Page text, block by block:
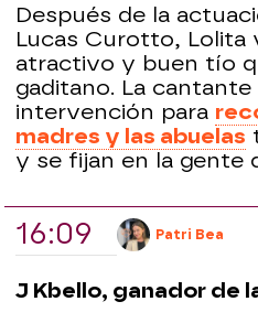
Después de la
Lucas Curotto, Lolita
atractivo y buen tío
gaditano. La
intervención para
madres y las abuelas
y se fijan en la gente
16:09 Patri Bea
J Kbello, ganador de